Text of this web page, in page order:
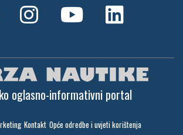
oglasno-informativni portal
Kontakt Opće odredbe i uvjeti korištenja